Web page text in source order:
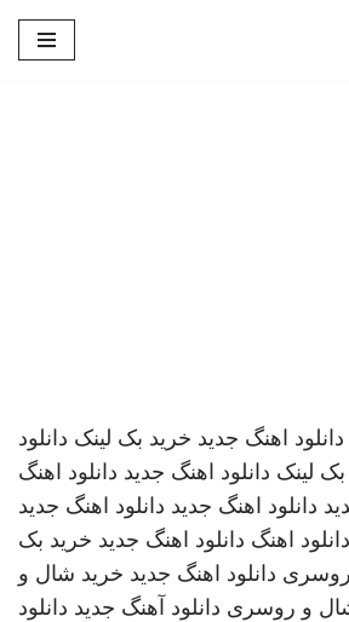
دانلود اهنگ جدید خرید بک لینک دانلود
لینک دانلود اهنگ جدید دانلود اهنگ
دانلود اهنگ جدید دانلود اهنگ جدید
دانلود اهنگ دانلود اهنگ جدید خرید بک
دانلود اهنگ جدید خرید شال و
و روسری دانلود آهنگ جدید دانلود